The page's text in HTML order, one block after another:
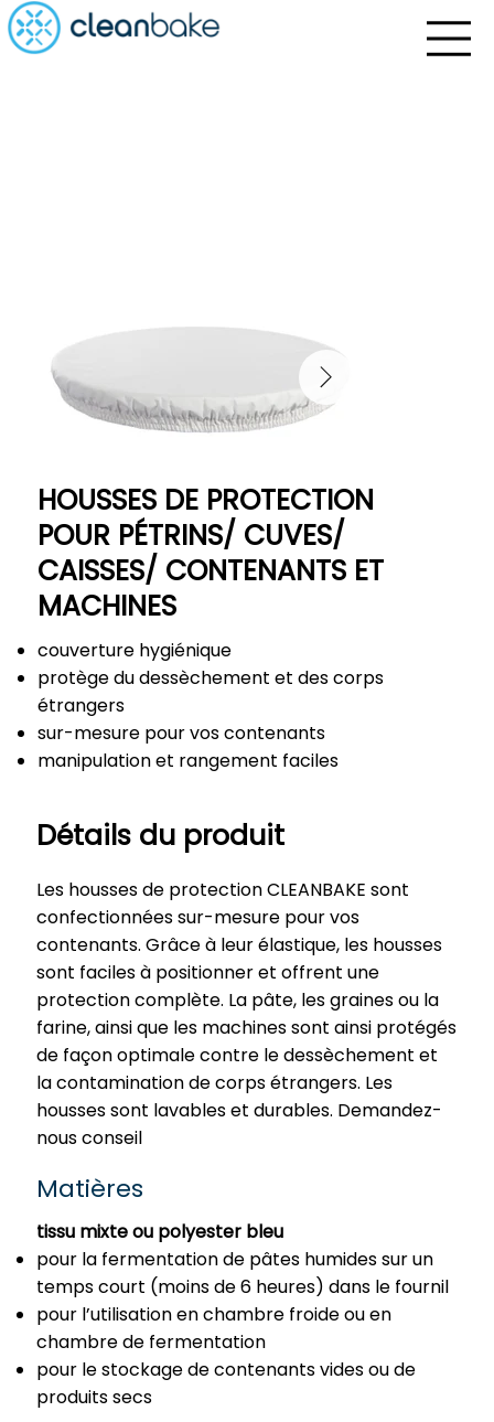
​HOUSSES DE PROTECTION
POUR PÉTRINS/ CUVES/
CAISSES/ CONTENANTS ET
MACHINES
couverture hygiénique
protège du dessèchement et des corps
étrangers
sur-mesure pour vos contenants
manipulation et rangement faciles
Détails du produit
Les housses de protection CLEANBAKE sont
confectionnées sur-mesure pour vos
contenants. Grâce à leur élastique, les housses
sont faciles à positionner et offrent une
protection complète. La pâte, les graines ou la
farine, ainsi que les machines sont ainsi protégés
de façon optimale contre le dessèchement et
la contamination de corps étrangers. Les
housses sont lavables et durables. Demandez-
nous conseil
Matières
tissu mixte ou polyester bleu
pour la fermentation de pâtes humides sur un
temps court (moins de 6 heures) dans le fournil
pour l’utilisation en chambre froide ou en
chambre de fermentation
pour le stockage de contenants vides ou de
produits secs